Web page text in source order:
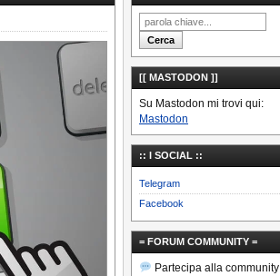
[[ MASTODON ]]
Su Mastodon mi trovi qui:
Mastodon
:: I SOCIAL ::
Telegram
Facebook
= FORUM COMMUNITY =
Partecipa alla community